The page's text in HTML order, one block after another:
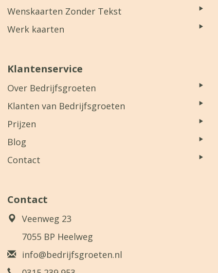
Wenskaarten Zonder Tekst
Werk kaarten
Klantenservice
Over Bedrijfsgroeten
Klanten van Bedrijfsgroeten
Prijzen
Blog
Contact
Contact
Veenweg 23
7055 BP Heelweg
info@bedrijfsgroeten.nl